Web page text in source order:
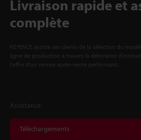
Livraison rapide et
complète
KEYENCE assiste ses clients de la sélection du
ligne de production à travers la délivrance
l'offre d'un service après-vente performant.
Assistance
Téléchargements